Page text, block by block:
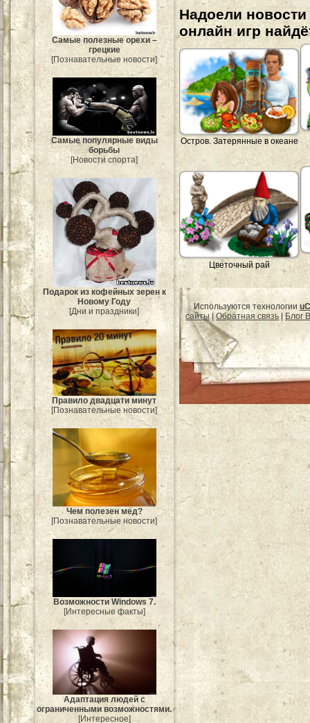
Самые полезные орехи –
грецкие
[Познавательные новости]
Самые популярные виды
борьбы
[Новости спорта]
Подарок из кофейных зерен к
Новому Году
[Дни и праздники]
Правило двадцати минут
[Познавательные новости]
Чем полезен мед?
[Познавательные новости]
Возможности Windows 7.
[Интересные факты]
Адаптация людей с
ограниченными возможностями.
[Интересное]
Надоели
онлайн игр
Остров. Затерянные в океане
Цветочный рай
Используются технологии
сайты|Обратная связь Блог